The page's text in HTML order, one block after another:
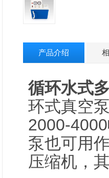
产品介绍
循环水式
环式真空
2000-
泵也可用
压缩机，